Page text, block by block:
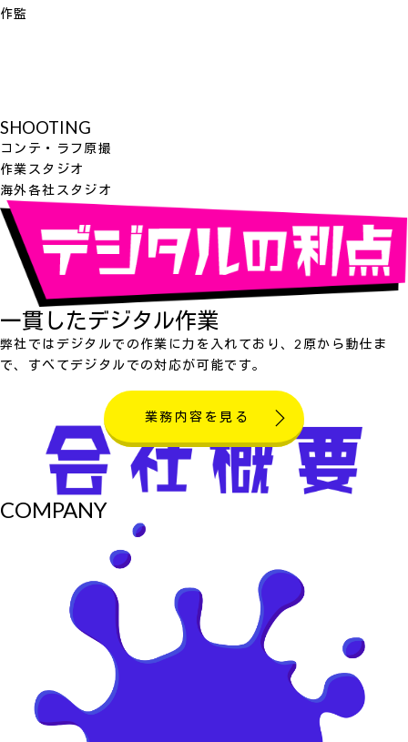
作監
SHOOTING
コンテ・ラフ原撮
作業スタジオ
海外各社スタジオ
一貫したデジタル作業
弊社ではデジタルでの作業に力を入れており、2原から動仕ま
で、すべてデジタルでの対応が可能です。
業務内容を見る
COMPANY